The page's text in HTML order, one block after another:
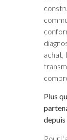
achat,
Plus
depuis